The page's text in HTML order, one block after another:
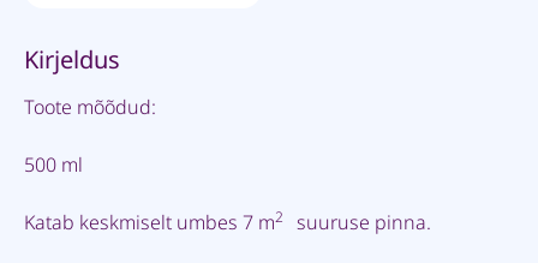
Kirjeldus
Toote mõõdud:
500 ml
Katab keskmiselt umbes 7 m2 suuruse pinna.